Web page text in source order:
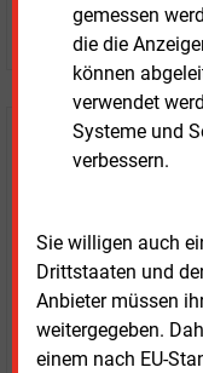
gemessen
die die
können
verwendet
Systeme und
verbessern.
Sie willigen auch
Drittstaaten und
Anbieter müssen
weitergegeben.
einem nach EU-
JETZT
Login für